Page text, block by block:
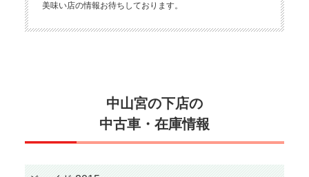
美味い店の情報お待ちしております。
中山宮の下店の
中古車・在庫情報